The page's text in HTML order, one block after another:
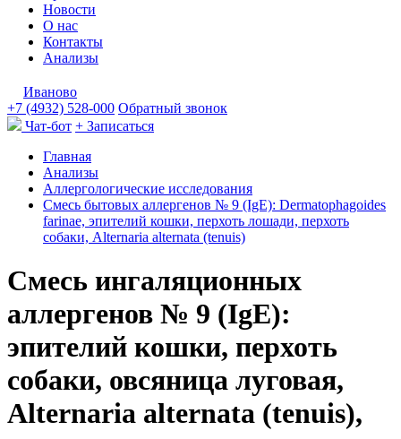
Новости
О нас
Контакты
Анализы
Иваново
+7 (4932) 528-000 Обратный звонок
Чат-бот + Записаться
Главная
Анализы
Аллергологические исследования
Смесь бытовых аллергенов № 9 (IgE): Dermatophagoides
farinae, эпителий кошки, перхоть лошади, перхоть
собаки, Alternaria alternata (tenuis)
Смесь ингаляционных
аллергенов № 9 (IgE):
эпителий кошки, перхоть
собаки, овсяница луговая,
Alternaria alternata (tenuis),